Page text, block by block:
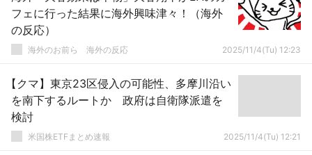
フェに行った結果に海外興味津々！（海外
の反応）
海外のお前ら 海外の反応 2025/11/4(Tu) 12:23
【クマ】東京23区侵入の可能性、多摩川沿い
を南下するルートか 政府は自衛隊派遣を
検討
米国株ETFまとめ速報 2025/11/4(Tu) 12:21